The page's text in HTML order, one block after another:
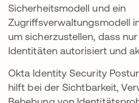
Sicherheitsmodell und ein
Zugriffsverwaltungsmodell
um sicherzustellen, dass
Identitäten autorisiert und
Okta Identity Security
hilft bei der Sichtbarkeit,